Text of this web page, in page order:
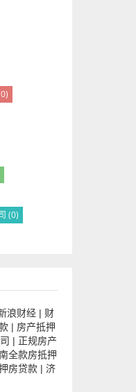
(0)
浪财经 | 财
| 房产抵押
| 正规房产
全款房抵押
房贷款 | 济